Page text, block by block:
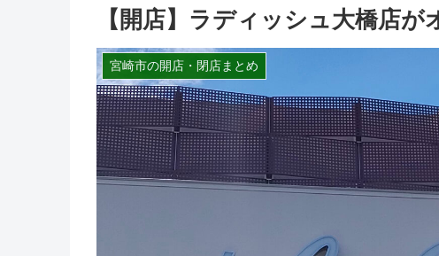
【開店】ラディッシュ大橋店が
宮崎市の開店・閉店まとめ